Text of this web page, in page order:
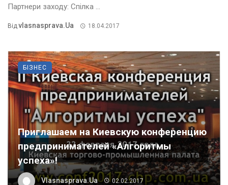
Партнери заходу: Спілка ...
ВідVlasnasprava.ua 18.04.2017
Приглашаем на Киевскую конференцию
предпринимателей «Алгоритмы
успеха»!
Vlasnasprava.ua 02.02.2017
БІЗНЕС